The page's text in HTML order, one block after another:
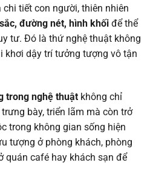
tiết con người, thiên nhiên
đường nét, hình khối để thể
tư. Đó là thứ nghệ thuật không
khơi dậy trí tưởng tượng vô tận
trong nghệ thuật không chỉ
bày, triển lãm mà còn trở
trong không gian sống hiện
tượng ở phòng khách, phòng
quán café hay khách sạn để